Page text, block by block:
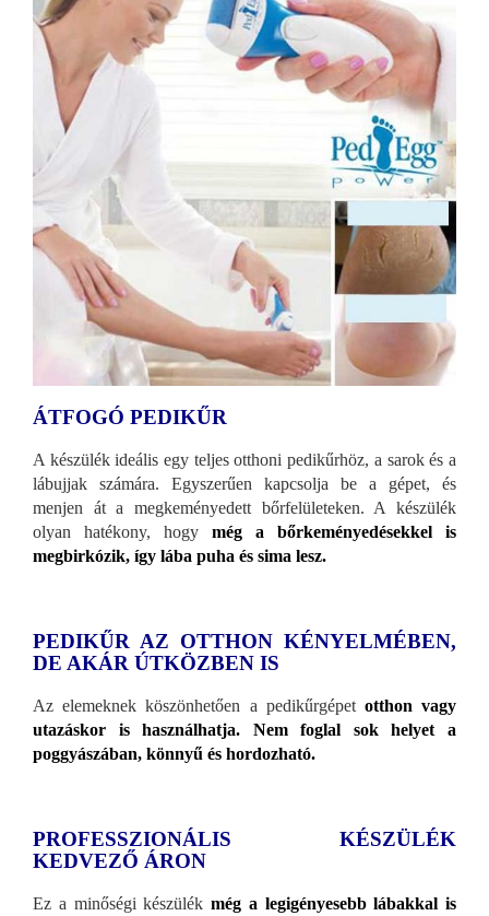
ÁTFOGÓ PEDIKŰR
A készülék ideális egy teljes otthoni pedikűrhöz, a sarok és a
lábujjak számára. Egyszerűen kapcsolja be a gépet, és
menjen át a megkeményedett bőrfelületeken. A készülék
olyan hatékony, hogy még a bőrkeményedésekkel is
megbirkózik, így lába puha és sima lesz.
PEDIKŰR AZ OTTHON KÉNYELMÉBEN,
DE AKÁR ÚTKÖZBEN IS
Az elemeknek köszönhetően a pedikűrgépet otthon vagy
utazáskor is használhatja. Nem foglal sok helyet a
poggyászában, könnyű és hordozható.
PROFESSZIONÁLIS KÉSZÜLÉK
KEDVEZŐ ÁRON
Ez a minőségi készülék még a legigényesebb lábakkal is